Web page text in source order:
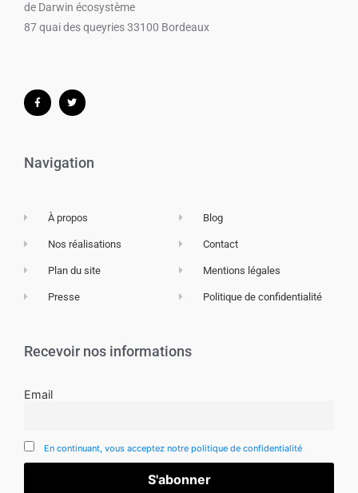
de Darwin écosystème
87 quai des queyries 33100 Bordeaux
Navigation
À propos
Nos réalisations
Plan du site
Presse
Blog
Contact
Mentions légales
Politique de confidentialité
Recevoir nos informations
Email
En continuant, vous acceptez notre politique de confidentialité